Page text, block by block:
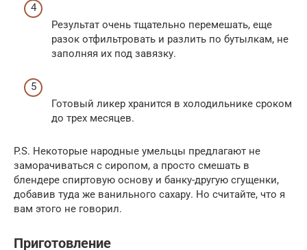
Результат очень тщательно перемешать, еще
разок отфильтровать и разлить по бутылкам, не
заполняя их под завязку.
Готовый ликер хранится в холодильнике сроком
до трех месяцев.
P.S. Некоторые народные умельцы предлагают не
заморачиваться с сиропом, а просто смешать в
блендере спиртовую основу и банку-другую сгущенки,
добавив туда же ванильного сахару. Но считайте, что я
вам этого не говорил.
Приготовление